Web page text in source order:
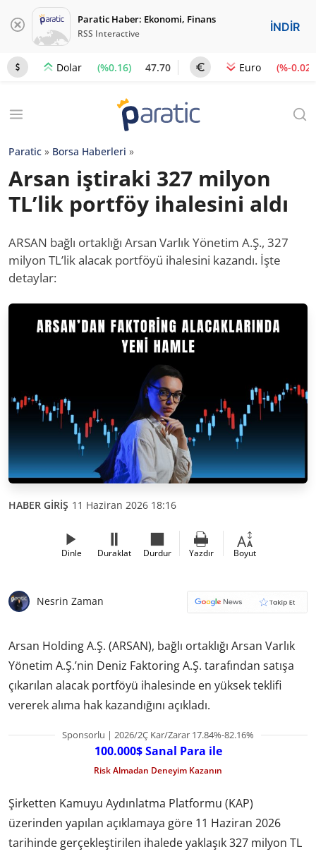
Paratic Haber: Ekonomi, Finans
RSS Interactive İNDİR
Dolar (%0.16) 47.70 Euro (%-0.02)
Paratic » Borsa Haberleri »
Arsan iştiraki 327 milyon
TL’lik portföy ihalesini aldı
ARSAN bağlı ortaklığı Arsan Varlık Yönetim A.Ş., 327
milyon TL’lik alacak portföyü ihalesini kazandı. İşte
detaylar:
HABER GİRİŞ 11 Haziran 2026 18:16
Dinle Duraklat Durdur Yazdır Boyut
Nesrin Zaman
Arsan Holding A.Ş. (ARSAN), bağlı ortaklığı Arsan Varlık
Yönetim A.Ş.’nin Deniz Faktoring A.Ş. tarafından satışa
çıkarılan alacak portföyü ihalesinde en yüksek teklifi
vererek alıma hak kazandığını açıkladı.
Sponsorlu | 2026/2Ç Kar/Zarar 17.84%-82.16%
100.000$ Sanal Para ile
Risk Almadan Deneyim Kazanın
Şirketten Kamuyu Aydınlatma Platformu (KAP)
üzerinden yapılan açıklamaya göre 11 Haziran 2026
tarihinde gerçekleştirilen ihalede yaklaşık 327 milyon TL